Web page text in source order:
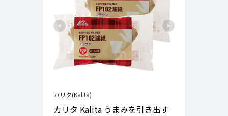
カリタ(Kalita)
カリタ Kalita うまみを引き出す